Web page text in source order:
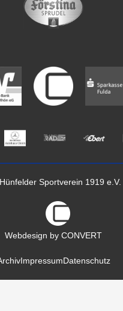
Hünfelder Sportverein 1919 e.V.
Webdesign by CONVERT
ImpressumDatenschutz